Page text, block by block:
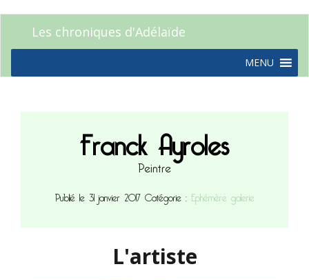
Les chroniques d'Adélaïde
MENU
Franck Ayroles
Peintre
Publié le 31 janvier 2017Catégorie :Ephémère galerie
L'artiste